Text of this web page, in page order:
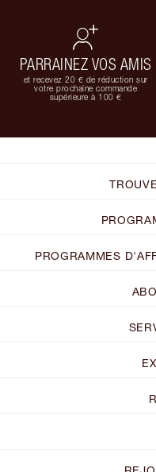
PARRAINEZ VOS AMIS
et recevez 20 € de réduction sur
votre prochaine commande
supérieure à 100 €
PROGRAMMES